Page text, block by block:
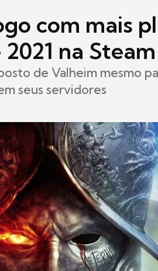
com mais
na Steam
de Valheim mesmo
seus servidores